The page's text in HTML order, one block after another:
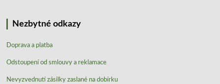
Nezbytné odkazy
Doprava a platba
Odstoupení od smlouvy a reklamace
Nevyzvednutí zásilky zaslané na dobírku